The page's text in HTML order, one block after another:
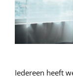
Iedereen heeft